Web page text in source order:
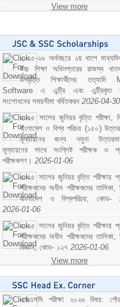
View more
২০২৫-২৬ অর্থবছরে ২য় ধাপে
উচ্চ শিক্ষা অধিদপ্তরের রাজস্ব
উপবৃত্তি শিক্ষার্থীদের তত্যাদি
Software এ এন্ট্রি এবং এন্ট্রিকৃত
সংশোধনের সময়সীমা বর্ধিতকরন 2026-04-30
২০২৫ সালের জুনিয়র বৃত্তি পরীক্ষা,
বাংলাদেশ ও বিশ্ব পরিচয় (১৫০)
মূল্যায়নের জন্য নমুনা
মূল্যায়নের সাথে সংশ্লিষ্ট পরীক্ষক ও
পরীক্ষকগণ। 2026-01-06
২০২৫ সালের জুনিয়র বৃত্তি পরীক্ষায়
পরীক্ষকদের অধীন পরীক্ষকদের তালিকা,
বাংলাদেশ ও বিশ্বপরিচয়; কোড-
2026-01-06
২০২৫ সালের জুনিয়র বৃত্তি পরীক্ষায়
পরীক্ষকদের অধীন পরীক্ষকদের তালিকা,
বিজ্ঞান; কোড- ১২৭ 2026-01-06
View more
এসএসসি পরীক্ষা ২০২৬ বিষয়: